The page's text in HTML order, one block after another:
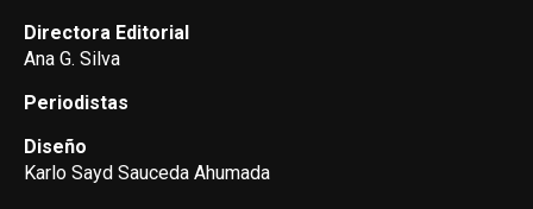
Directora Editorial
Ana G. Silva
Periodistas
Diseño
Karlo Sayd Sauceda Ahumada